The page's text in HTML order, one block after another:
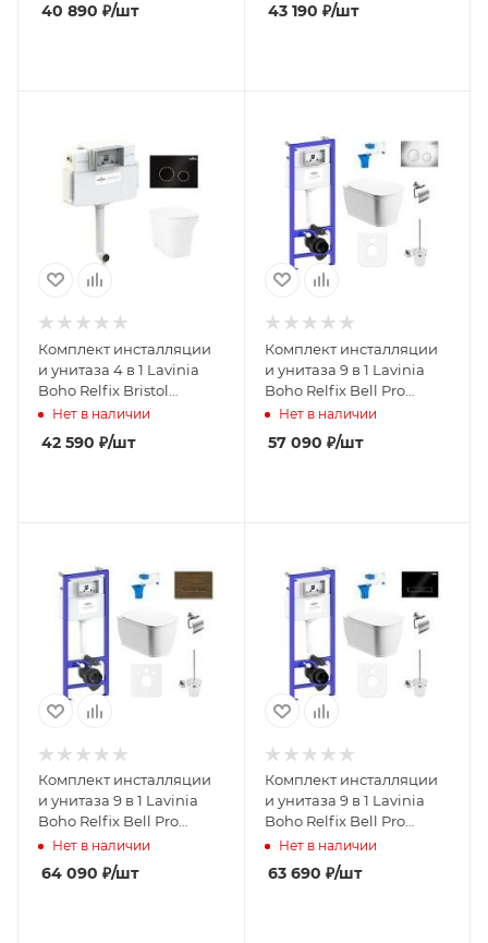
40 890 ₽/шт 43 190 ₽/шт
Комплект инсталляции
и унитаза 4 в 1 Lavinia
Boho Relfix Bristol
77060248
Нет в наличии
42 590 ₽/шт
Комплект инсталляции
и унитаза 9 в 1 Lavinia
Boho Relfix Bell Pro
Rimless 97010006
Нет в наличии
57 090 ₽/шт
Комплект инсталляции
и унитаза 9 в 1 Lavinia
Boho Relfix Bell Pro
Rimless 75110273
Нет в наличии
64 090 ₽/шт
Комплект инсталляции
и унитаза 9 в 1 Lavinia
Boho Relfix Bell Pro
Rimless 97010010
Нет в наличии
63 690 ₽/шт